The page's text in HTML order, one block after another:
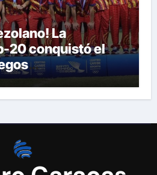
La
20 conquistó el
y del Caribe
penales